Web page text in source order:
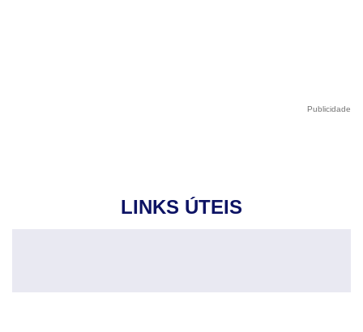
Publicidade
LINKS ÚTEIS